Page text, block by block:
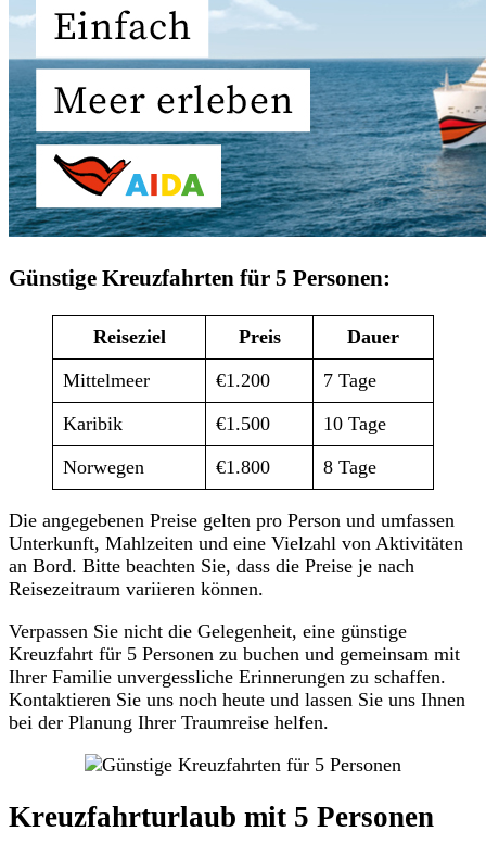
Günstige Kreuzfahrten für 5 Personen:
Reiseziel Preis
Dauer
Mittelmeer
€1.200
7 Tage
Karibik
€1.500
10 Tage
Norwegen
€1.800 8 Tage
Die angegebenen Preise gelten pro Person und umfassen
Unterkunft, Mahlzeiten und eine Vielzahl von Aktivitäten
an Bord. Bitte beachten Sie, dass die Preise je nach
Reisezeitraum variieren können.
Verpassen Sie nicht die Gelegenheit, eine günstige
Kreuzfahrt für 5 Personen zu buchen und gemeinsam mit
Ihrer Familie unvergessliche Erinnerungen zu schaffen.
Kontaktieren Sie uns noch heute und lassen Sie uns Ihnen
bei der Planung Ihrer Traumreise helfen.
Kreuzfahrturlaub mit 5 Personen